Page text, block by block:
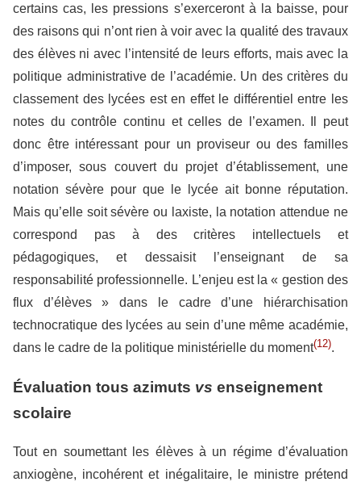
certains cas, les pressions s’exerceront à la baisse, pour
des raisons qui n’ont rien à voir avec la qualité des travaux
des élèves ni avec l’intensité de leurs efforts, mais avec la
politique administrative de l’académie. Un des critères du
classement des lycées est en effet le différentiel entre les
notes du contrôle continu et celles de l’examen. Il peut
donc être intéressant pour un proviseur ou des familles
d’imposer, sous couvert du projet d’établissement, une
notation sévère pour que le lycée ait bonne réputation.
Mais qu’elle soit sévère ou laxiste, la notation attendue ne
correspond pas à des critères intellectuels et
pédagogiques, et dessaisit l’enseignant de sa
responsabilité professionnelle. L’enjeu est la « gestion des
flux d’élèves » dans le cadre d’une hiérarchisation
technocratique des lycées au sein d’une même académie,
dans le cadre de la politique ministérielle du moment(12).
Évaluation tous azimuts vs enseignement
scolaire
Tout en soumettant les élèves à un régime d’évaluation
anxiogène, incohérent et inégalitaire, le ministre prétend